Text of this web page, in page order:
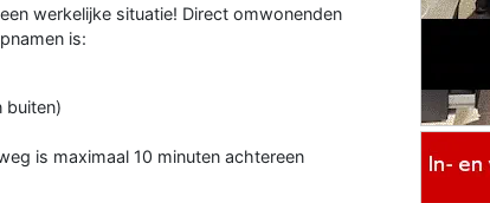
werkelijke situatie! Direct omwonenden
is:
buiten)
is maximaal 10 minuten achtereen